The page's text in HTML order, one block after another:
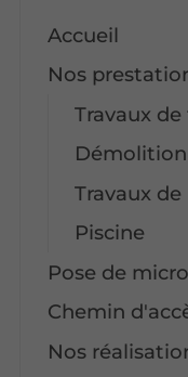
Accueil
Nos
Travaux
Démolition
Travaux
Piscine
Pose de
Chemin
Nos